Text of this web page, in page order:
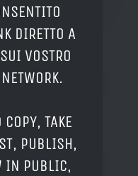
DIRETTO A
VOSTRO
TAKE
PUBLISH,
IN PUBLIC,